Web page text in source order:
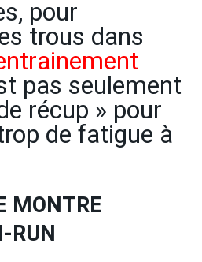
pour
trous dans
pas seulement
récup » pour
de fatigue à
MONTRE
RUN